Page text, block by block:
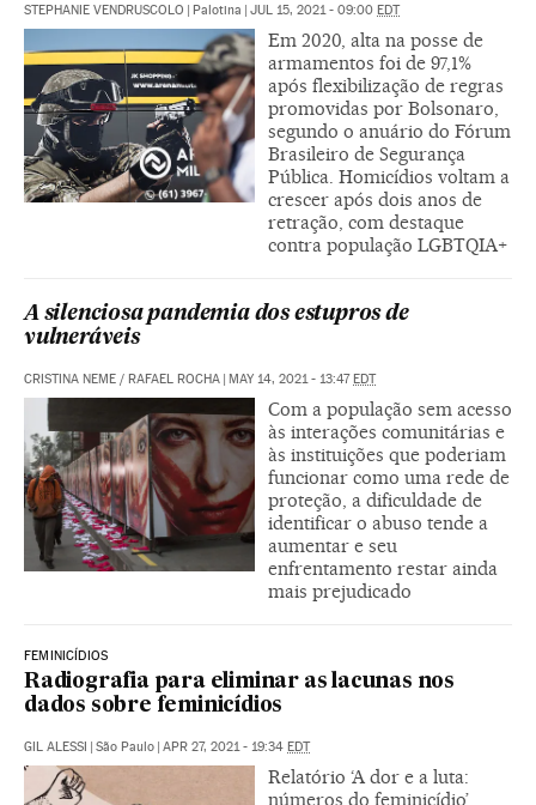
STEPHANIE VENDRUSCOLO Palotina JUL 15, 2021 - 09:00 EDT
Em 2020, alta na posse de
armamentos foi de 97,1%
após flexibilização de regras
promovidas por Bolsonaro,
segundo o anuário do Fórum
Brasileiro de Segurança
Pública. Homicídios voltam a
crescer após dois anos de
retração, com destaque
contra população LGBTQIA+
A silenciosa pandemia dos estupros de
vulneráveis
CRISTINA NEME / RAFAEL ROCHA MAY 14, 2021 - 13:47 EDT
Com a população sem acesso
às interações comunitárias e
às instituições que poderiam
funcionar como uma rede de
proteção, a dificuldade de
identificar o abuso tende a
aumentar e seu
enfrentamento restar ainda
mais prejudicado
FEMINICÍDIOS
Radiografia para eliminar as lacunas nos
dados sobre feminicídios
GIL ALESSI São Paulo APR 27, 2021 - 19:34 EDT
Relatório ‘A dor e a luta:
números do feminicídio’